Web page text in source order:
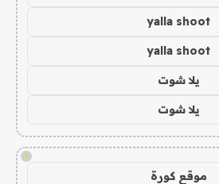
yalla shoot
yalla shoot
يلا شوت
يلا شوت
!
موقع كورة